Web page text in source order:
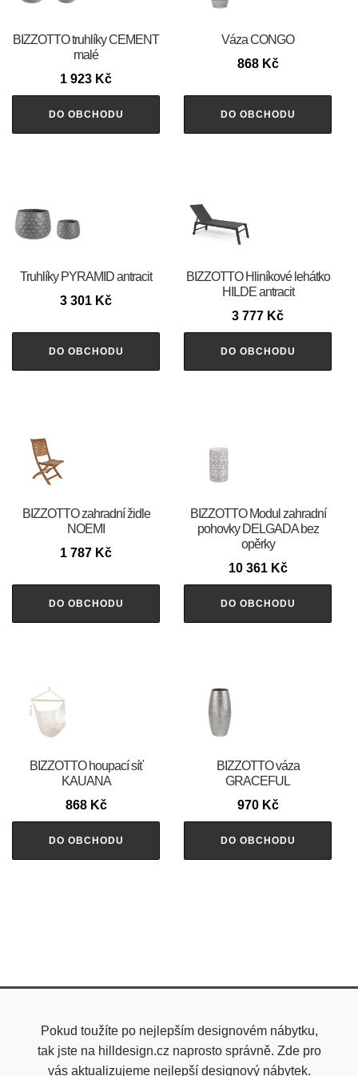
BIZZOTTO truhlíky CEMENT
malé
1 923 Kč
DO OBCHODU
Váza CONGO
868 Kč
DO OBCHODU
Truhlíky PYRAMID antracit
3 301 Kč
DO OBCHODU
BIZZOTTO Hliníkové lehátko
HILDE antracit
3 777 Kč
DO OBCHODU
BIZZOTTO zahradní židle
NOEMI
1 787 Kč
DO OBCHODU
BIZZOTTO Modul zahradní
pohovky DELGADA bez
opěrky
10 361 Kč
DO OBCHODU
BIZZOTTO houpací síť
KAUANA
868 Kč
DO OBCHODU
BIZZOTTO váza
GRACEFUL
970 Kč
DO OBCHODU
Pokud toužíte po nejlepším designovém nábytku,
tak jste na hilldesign.cz naprosto správně. Zde pro
vás aktualizujeme nejlepší designový nábytek.